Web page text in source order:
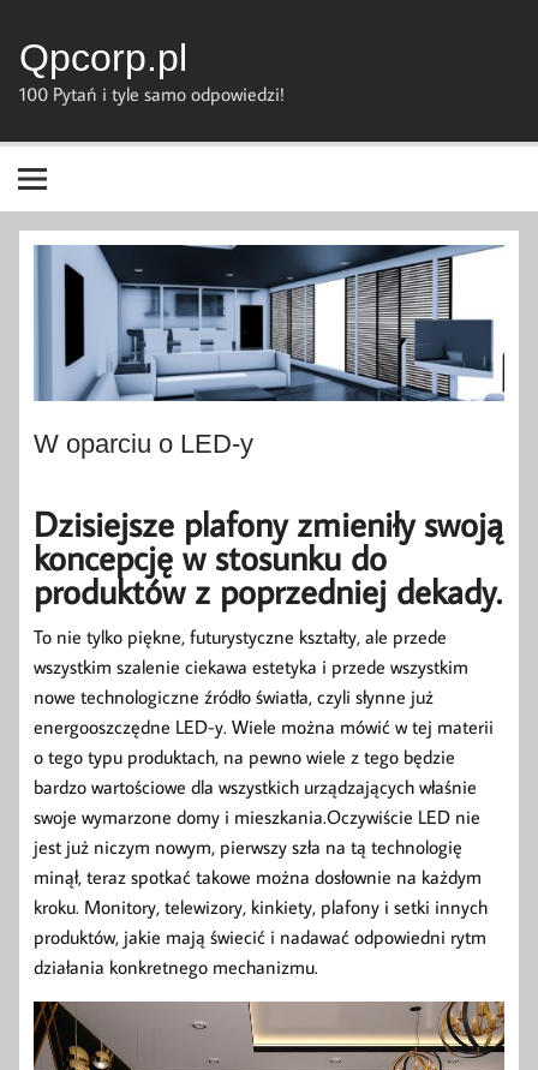
content
Qpcorp.pl
100 Pytań i tyle samo odpowiedzi!
W oparciu o LED-y
Dzisiejsze plafony zmieniły swoją
koncepcję w stosunku do
produktów z poprzedniej dekady.
To nie tylko piękne, futurystyczne kształty, ale przede
wszystkim szalenie ciekawa estetyka i przede wszystkim
nowe technologiczne źródło światła, czyli słynne już
energooszczędne LED-y. Wiele można mówić w tej materii
o tego typu produktach, na pewno wiele z tego będzie
bardzo wartościowe dla wszystkich urządzających właśnie
swoje wymarzone domy i mieszkania.Oczywiście LED nie
jest już niczym nowym, pierwszy szła na tą technologię
minął, teraz spotkać takowe można dosłownie na każdym
kroku. Monitory, telewizory, kinkiety, plafony i setki innych
produktów, jakie mają świecić i nadawać odpowiedni rytm
działania konkretnego mechanizmu.